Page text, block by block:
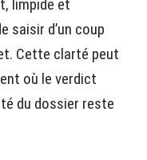
limpide et
saisir d’un coup
Cette clarté peut
où le verdict
du dossier reste